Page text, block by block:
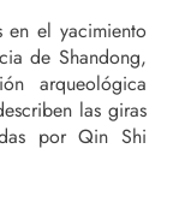
en el yacimiento
de Shandong,
arqueológica
las giras
por Qin Shi